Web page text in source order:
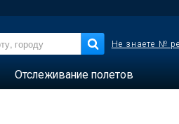
Не знаете №
Отслеживание полетов